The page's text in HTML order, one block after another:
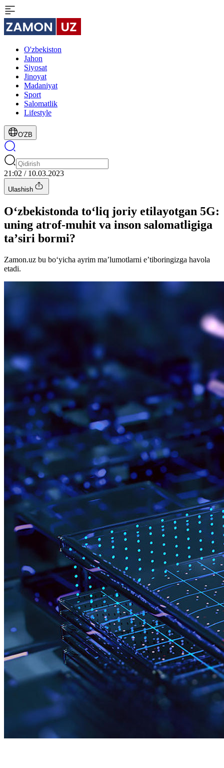
O'zbekiston
Jahon
Siyosat
Jinoyat
Madaniyat
Sport
Salomatlik
Lifestyle
O'ZB
21:02 / 10.03.2023
Ulashish
O‘zbekistonda to‘liq joriy etilayotgan 5G:
uning atrof-muhit va inson salomatligiga
taʼsiri bormi?
Zamon.uz bu bo‘yicha ayrim maʼlumotlarni eʼtiboringizga havola
etadi.